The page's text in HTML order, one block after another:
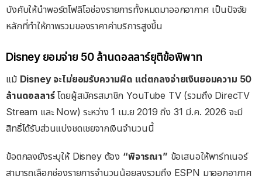
บังคับให้นำพอร์ตโฟลิโอช่องรายการทั้งหมดมาออกอากาศ เป็นปัจจัย
หลักที่ทำให้ภาพรวมของราคาค่าบริการสูงขึ้น
Disney ยอมจ่าย 50 ล้านดอลลาร์ยุติข้อพิพาท
แม้ Disney จะไม่ยอมรับความผิด แต่ตกลงจ่ายเงินยอมความ 50
ล้านดอลลาร์โดยผู้สมัครสมาชิก YouTube TV (รวมถึง DirecTV
Stream และ Now) ระหว่าง 1 เม.ย 2019 ถึง 31 มี.ค. 2026 จะมี
สิทธิ์ได้รับส่วนแบ่งชดเชยจากเงินจำนวนนี้
ข้อตกลงยังระบุให้ Disney ต้อง “พิจารณา” ข้อเสนอให้พาร์ทเนอร์
สามารถเลือกช่องรายการจำนวนน้อยลงรวมถึง ESPN มาออกอากาศ